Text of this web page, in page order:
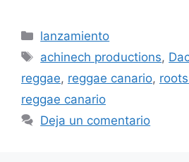
lanzamiento
achinech productions,
reggae, reggae canario,
reggae canario
Deja un comentario